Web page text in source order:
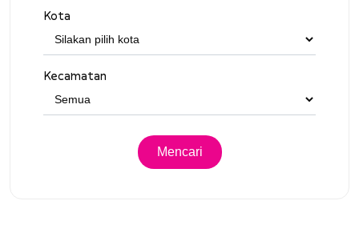
Kota
Kecamatan